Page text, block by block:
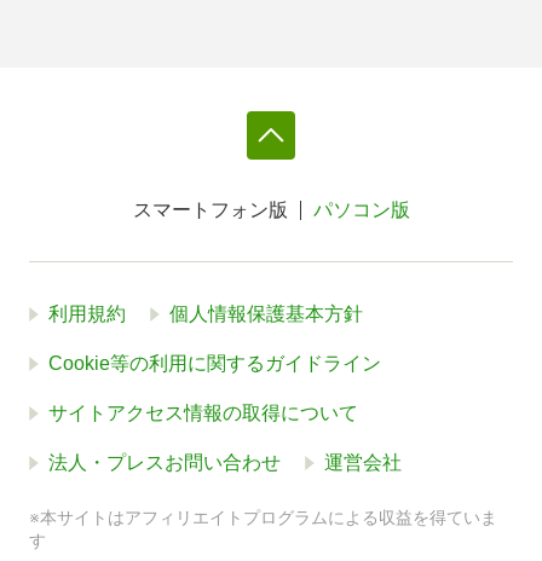
スマートフォン版 パソコン版
利用規約 個人情報保護基本方針
Cookie等の利用に関するガイドライン
サイトアクセス情報の取得について
法人・プレスお問い合わせ 運営会社
※本サイトはアフィリエイトプログラムによる収益を得ていま
す